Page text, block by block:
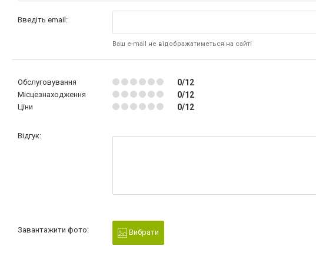
Введіть email:
Ваш e-mail не відображатиметься на сайті
Обслуговування 0/12
Місцезнаходження 0/12
Ціни 0/12
Відгук:
Завантажити фото: Вибрати